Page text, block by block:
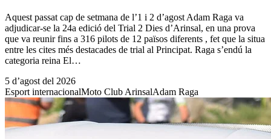
Aquest passat cap de setmana de l’1 i 2 d’agost Adam Raga va
adjudicar-se la 24a edició del Trial 2 Dies d’Arinsal, en una prova
que va reunir fins a 316 pilots de 12 països diferents , fet que la situa
entre les cites més destacades de trial al Principat. Raga s’endú la
categoria reina El…
5 d’agost del 2026
Esport internacionalMoto Club ArinsalAdam Raga